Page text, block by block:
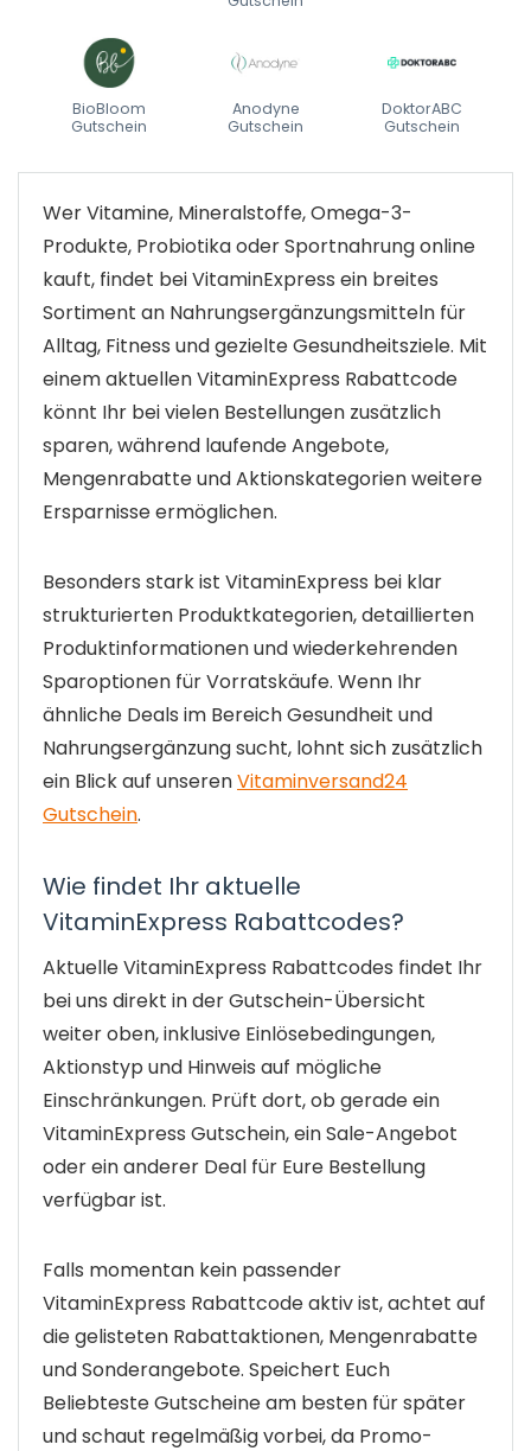
BioBloom
Gutschein
Anodyne
Gutschein
DoktorABC
Gutschein
Wer Vitamine, Mineralstoffe, Omega-3-
Produkte, Probiotika oder Sportnahrung online
kauft, findet bei VitaminExpress ein breites
Sortiment an Nahrungsergänzungsmitteln für
Alltag, Fitness und gezielte Gesundheitsziele. Mit
einem aktuellen VitaminExpress Rabattcode
könnt Ihr bei vielen Bestellungen zusätzlich
sparen, während laufende Angebote,
Mengenrabatte und Aktionskategorien weitere
Ersparnisse ermöglichen.
Besonders stark ist VitaminExpress bei klar
strukturierten Produktkategorien, detaillierten
Produktinformationen und wiederkehrenden
Sparoptionen für Vorratskäufe. Wenn Ihr
ähnliche Deals im Bereich Gesundheit und
Nahrungsergänzung sucht, lohnt sich zusätzlich
ein Blick auf unserenVitaminversand24
Gutschein.
Wie findet Ihr aktuelle
VitaminExpress Rabattcodes?
Aktuelle VitaminExpress Rabattcodes findet Ihr
bei uns direkt in der Gutschein-Übersicht
weiter oben, inklusive Einlösebedingungen,
Aktionstyp und Hinweis auf mögliche
Einschränkungen. Prüft dort, ob gerade ein
VitaminExpress Gutschein, ein Sale-Angebot
oder ein anderer Deal für Eure Bestellung
verfügbar ist.
Falls momentan kein passender
VitaminExpress Rabattcode aktiv ist, achtet auf
die gelisteten Rabattaktionen, Mengenrabatte
und Sonderangebote. Speichert Euch
Beliebteste Gutscheine am besten für später
und schaut regelmäßig vorbei, da Promo-